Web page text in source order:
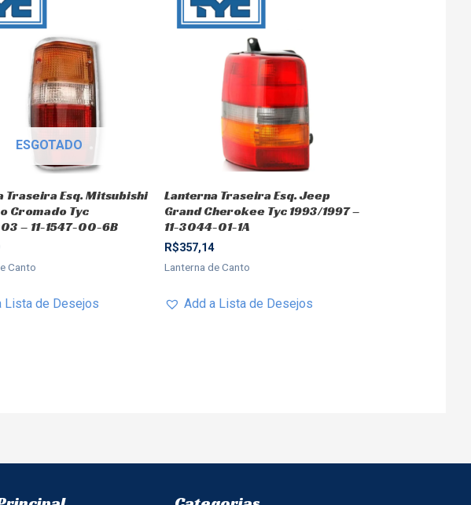
ESGOTADO
Traseira Esq. Mitsubishi
Cromado Tyc
– 11-1547-00-6B
Canto
Lista de Desejos
Lanterna Traseira Esq. Jeep
Grand Cherokee Tyc 1993/1997 –
11-3044-01-1A
R$357,14
Lanterna de Canto
Add a Lista de Desejos